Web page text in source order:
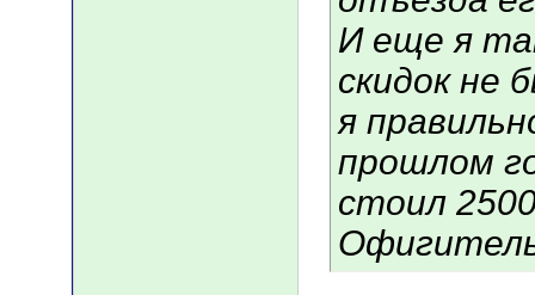
И еще я
скидок не
я
прошлом
стоил